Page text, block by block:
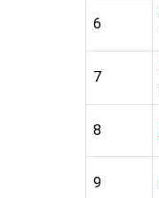
6
7
8
9